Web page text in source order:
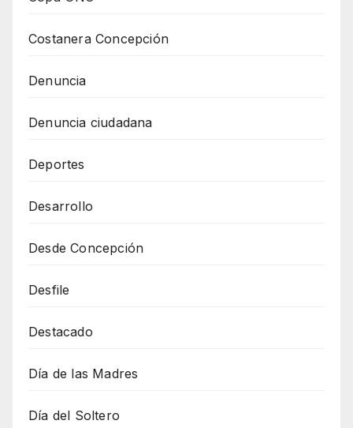
Costanera Concepción
Denuncia
Denuncia ciudadana
Deportes
Desarrollo
Desde Concepción
Desfile
Destacado
Día de las Madres
Día del Soltero